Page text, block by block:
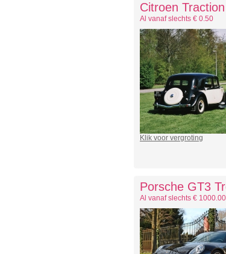
Citroen
Al vanaf slechts € 0.50
Klik voor vergroting
Porsche GT3
Al vanaf slechts € 1000.00